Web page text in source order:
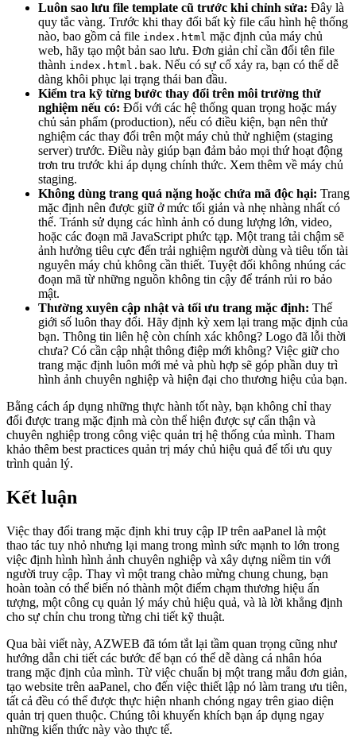
Luôn sao lưu file template cũ trước khi chỉnh sửa: Đây là
quy tắc vàng. Trước khi thay đổi bất kỳ file cấu hình hệ thống
nào, bao gồm cả file index.html mặc định của máy chủ
web, hãy tạo một bản sao lưu. Đơn giản chỉ cần đổi tên file
thành index.html.bak. Nếu có sự cố xảy ra, bạn có thể dễ
dàng khôi phục lại trạng thái ban đầu.
Kiểm tra kỹ từng bước thay đổi trên môi trường thử
nghiệm nếu có: Đối với các hệ thống quan trọng hoặc máy
chủ sản phẩm (production), nếu có điều kiện, bạn nên thử
nghiệm các thay đổi trên một máy chủ thử nghiệm (staging
server) trước. Điều này giúp bạn đảm bảo mọi thứ hoạt động
trơn tru trước khi áp dụng chính thức. Xem thêm về máy chủ
staging.
Không dùng trang quá nặng hoặc chứa mã độc hại: Trang
mặc định nên được giữ ở mức tối giản và nhẹ nhàng nhất có
thể. Tránh sử dụng các hình ảnh có dung lượng lớn, video,
hoặc các đoạn mã JavaScript phức tạp. Một trang tải chậm sẽ
ảnh hưởng tiêu cực đến trải nghiệm người dùng và tiêu tốn tài
nguyên máy chủ không cần thiết. Tuyệt đối không nhúng các
đoạn mã từ những nguồn không tin cậy để tránh rủi ro bảo
mật.
Thường xuyên cập nhật và tối ưu trang mặc định: Thế
giới số luôn thay đổi. Hãy định kỳ xem lại trang mặc định của
bạn. Thông tin liên hệ còn chính xác không? Logo đã lỗi thời
chưa? Có cần cập nhật thông điệp mới không? Việc giữ cho
trang mặc định luôn mới mẻ và phù hợp sẽ góp phần duy trì
hình ảnh chuyên nghiệp và hiện đại cho thương hiệu của bạn.
Bằng cách áp dụng những thực hành tốt này, bạn không chỉ thay
đổi được trang mặc định mà còn thể hiện được sự cẩn thận và
chuyên nghiệp trong công việc quản trị hệ thống của mình. Tham
khảo thêm best practices quản trị máy chủ hiệu quả để tối ưu quy
trình quản lý.
Kết luận
Việc thay đổi trang mặc định khi truy cập IP trên aaPanel là một
thao tác tuy nhỏ nhưng lại mang trong mình sức mạnh to lớn trong
việc định hình hình ảnh chuyên nghiệp và xây dựng niềm tin với
người truy cập. Thay vì một trang chào mừng chung chung, bạn
hoàn toàn có thể biến nó thành một điểm chạm thương hiệu ấn
tượng, một công cụ quản lý máy chủ hiệu quả, và là lời khẳng định
cho sự chỉn chu trong từng chi tiết kỹ thuật.
Qua bài viết này, AZWEB đã tóm tắt lại tầm quan trọng cũng như
hướng dẫn chi tiết các bước để bạn có thể dễ dàng cá nhân hóa
trang mặc định của mình. Từ việc chuẩn bị một trang mẫu đơn giản,
tạo website trên aaPanel, cho đến việc thiết lập nó làm trang ưu tiên,
tất cả đều có thể được thực hiện nhanh chóng ngay trên giao diện
quản trị quen thuộc. Chúng tôi khuyến khích bạn áp dụng ngay
những kiến thức này vào thực tế.